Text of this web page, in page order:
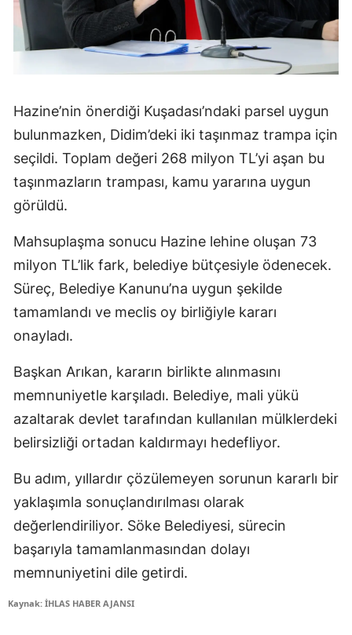
Hazine’nin önerdiği Kuşadası’ndaki parsel uygun
bulunmazken, Didim’deki iki taşınmaz trampa için
seçildi. Toplam değeri 268 milyon TL’yi aşan bu
taşınmazların trampası, kamu yararına uygun
görüldü.
Mahsuplaşma sonucu Hazine lehine oluşan 73
milyon TL’lik fark, belediye bütçesiyle ödenecek.
Süreç, Belediye Kanunu’na uygun şekilde
tamamlandı ve meclis oy birliğiyle kararı
onayladı.
Başkan Arıkan, kararın birlikte alınmasını
memnuniyetle karşıladı. Belediye, mali yükü
azaltarak devlet tarafından kullanılan mülklerdeki
belirsizliği ortadan kaldırmayı hedefliyor.
Bu adım, yıllardır çözülemeyen sorunun kararlı bir
yaklaşımla sonuçlandırılması olarak
değerlendiriliyor. Söke Belediyesi, sürecin
başarıyla tamamlanmasından dolayı
memnuniyetini dile getirdi.
Kaynak: İHLAS HABER AJANSI